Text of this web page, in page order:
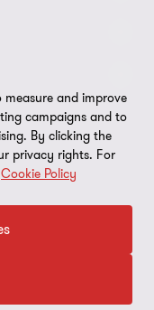
et ses
and improve
campaigns and to
By clicking the
privacy rights. For
Cookie Policy